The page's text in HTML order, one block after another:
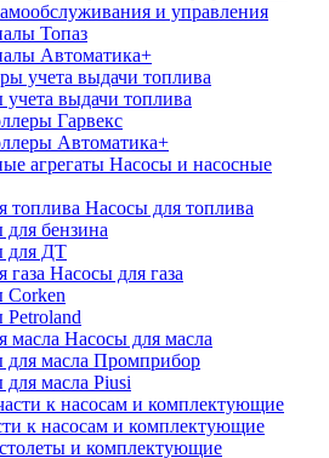
и управления
Топаз
Автоматика+
выдачи топлива
Гарвекс
Автоматика+
Насосы и насосные
Насосы для топлива
бензина
для ДТ
Насосы для газа
Corken
Насосы для масла
для масла Промприбор
масла Piusi
к насосам и комплектующие